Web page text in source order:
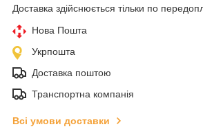
Доставка здійснюється тільки по
Нова Пошта
Укрпошта
Доставка поштою
Транспортна компанія
Всі умови доставки